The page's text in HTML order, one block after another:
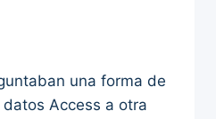
una forma de
Access a otra